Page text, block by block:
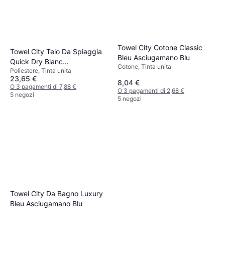
Towel City Telo Da Spiaggia
Quick Dry Blanc
Asciugamano Bianco
(200x90cm)
Poliestere, Tinta unita
23,65 €
O 3 pagamenti di 7,88 €
5 negozi
Towel City Cotone Classic
Bleu Asciugamano Blu
Cotone, Tinta unita
8,04 €
O 3 pagamenti di 2,68 €
5 negozi
Towel City Da Bagno Luxury
Bleu Asciugamano Blu